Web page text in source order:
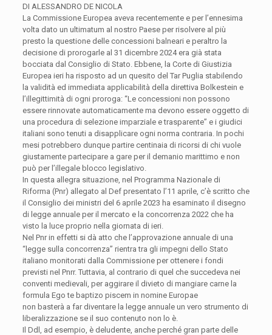
DI ALESSANDRO DE NICOLA
La Commissione Europea aveva recentemente e per l’ennesima
volta dato un ultimatum al nostro Paese per risolvere al più
presto la questione delle concessioni balneari e peraltro la
decisione di prorogarle al 31 dicembre 2024 era già stata
bocciata dal Consiglio di Stato. Ebbene, la Corte di Giustizia
Europea ieri ha risposto ad un quesito del Tar Puglia stabilendo
la validità ed immediata applicabilità della direttiva Bolkestein e
l’illegittimità di ogni proroga: “Le concessioni non possono
essere rinnovate automaticamente ma devono essere oggetto di
una procedura di selezione imparziale e trasparente” e i giudici
italiani sono tenuti a disapplicare ogni norma contraria. In pochi
mesi potrebbero dunque partire centinaia di ricorsi di chi vuole
giustamente partecipare a gare per il demanio marittimo e non
può per l’illegale blocco legislativo.
In questa allegra situazione, nel Programma Nazionale di
Riforma (Pnr) allegato al Def presentato l’11 aprile, c’è scritto che
il Consiglio dei ministri del 6 aprile 2023 ha esaminato il disegno
di legge annuale per il mercato e la concorrenza 2022 che ha
visto la luce proprio nella giornata di ieri.
Nel Pnr in effetti si dà atto che l’approvazione annuale di una
“legge sulla concorrenza” rientra tra gli impegni dello Stato
italiano monitorati dalla Commissione per ottenere i fondi
previsti nel Pnrr. Tuttavia, al contrario di quel che succedeva nei
conventi medievali, per aggirare il divieto di mangiare carne la
formula Ego te baptizo piscem in nomine Europae
non basterà a far diventare la legge annuale un vero strumento di
liberalizzazione se il suo contenuto non lo è.
Il Ddl, ad esempio, è deludente, anche perché gran parte delle